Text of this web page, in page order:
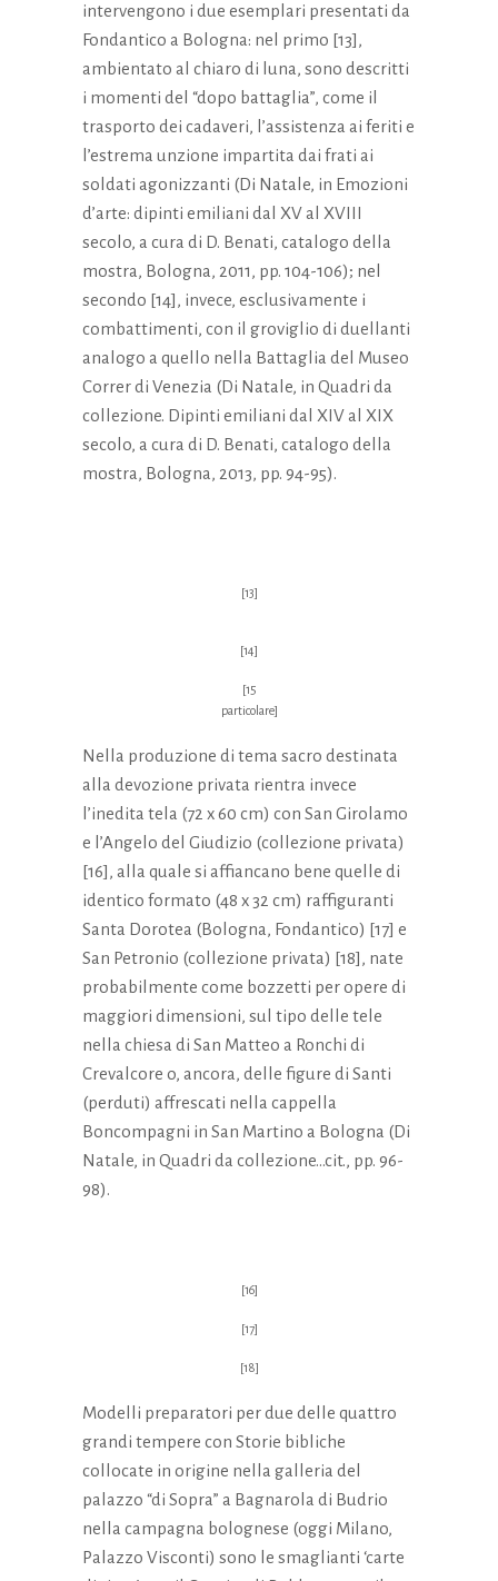
intervengono i due esemplari presentati da
Fondantico a Bologna: nel primo [13],
ambientato al chiaro di luna, sono descritti
i momenti del “dopo battaglia”, come il
trasporto dei cadaveri, l’assistenza ai feriti e
l’estrema unzione impartita dai frati ai
soldati agonizzanti (Di Natale, in Emozioni
d’arte: dipinti emiliani dal XV al XVIII
secolo, a cura di D. Benati, catalogo della
mostra, Bologna, 2011, pp. 104-106); nel
secondo [14], invece, esclusivamente i
combattimenti, con il groviglio di duellanti
analogo a quello nella Battaglia del Museo
Correr di Venezia (Di Natale, in Quadri da
collezione. Dipinti emiliani dal XIV al XIX
secolo, a cura di D. Benati, catalogo della
mostra, Bologna, 2013, pp. 94-95).
[13]
[14]
[15
particolare]
Nella produzione di tema sacro destinata
alla devozione privata rientra invece
l’inedita tela (72 x 60 cm) con San Girolamo
e l’Angelo del Giudizio (collezione privata)
[16], alla quale si affiancano bene quelle di
identico formato (48 x 32 cm) raffiguranti
Santa Dorotea (Bologna, Fondantico) [17] e
San Petronio (collezione privata) [18], nate
probabilmente come bozzetti per opere di
maggiori dimensioni, sul tipo delle tele
nella chiesa di San Matteo a Ronchi di
Crevalcore o, ancora, delle figure di Santi
(perduti) affrescati nella cappella
Boncompagni in San Martino a Bologna (Di
Natale, in Quadri da collezione…cit., pp. 96-
98).
[16]
[17]
[18]
Modelli preparatori per due delle quattro
grandi tempere con Storie bibliche
collocate in origine nella galleria del
palazzo “di Sopra” a Bagnarola di Budrio
nella campagna bolognese (oggi Milano,
Palazzo Visconti) sono le smaglianti ‘carte